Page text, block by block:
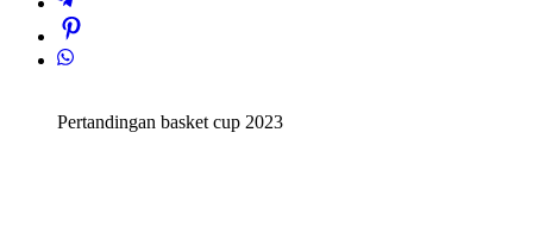
Pertandingan basket cup 2023